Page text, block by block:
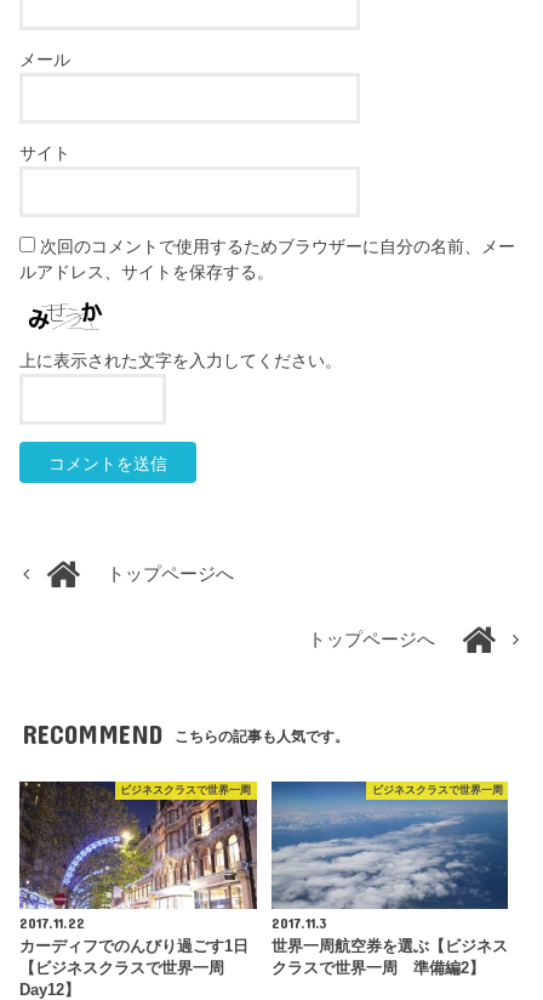
メール
サイト
次回のコメントで使用するためブラウザーに自分の名前、メー
ルアドレス、サイトを保存する。
上に表示された文字を入力してください。
トップページへ
トップページへ
RECOMMEND こちらの記事も人気です。
ビジネスクラスで世界一周
2017.11.22
カーディフでのんびり過ごす1日
【ビジネスクラスで世界一周
Day12】
ビジネスクラスで世界一周
2017.11.3
世界一周航空券を選ぶ【ビジネス
クラスで世界一周 準備編2】